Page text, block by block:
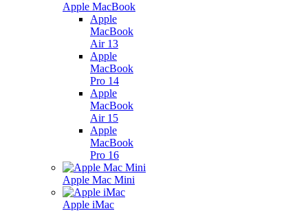
Apple MacBook
Apple
MacBook
Air 13
Apple
MacBook
Pro 14
Apple
MacBook
Air 15
Apple
MacBook
Pro 16
Apple Mac Mini
Apple iMac